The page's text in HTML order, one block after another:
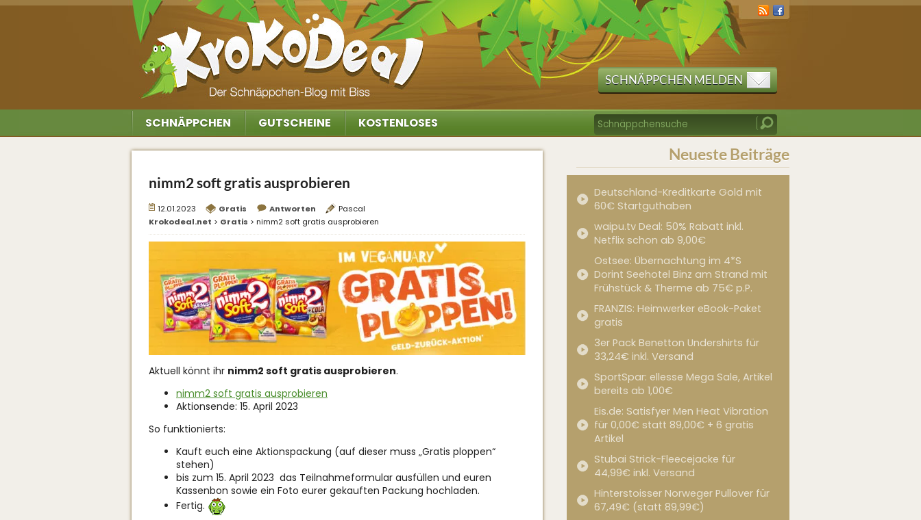
SCHNÄPPCHEN MELDEN
SCHNÄPPCHEN GUTSCHEINE KOSTENLOSES
nimm2 soft gratis ausprobieren
12.01.2023 Gratis Antworten
Pascal
Krokodeal.net > Gratis > nimm2 soft gratis ausprobieren
Aktuell könnt ihr nimm2 soft gratis ausprobieren.
nimm2 soft gratis ausprobieren
Aktionsende: 15. April 2023
So funktionierts:
Kauft euch eine Aktionspackung (auf dieser muss „Gratis ploppen“
stehen)
bis zum 15. April 2023 das Teilnahmeformular ausfüllen und euren
Kassenbon sowie ein Foto eurer gekauften Packung hochladen.
Fertig.
Neueste Beiträge
Deutschland-Kreditkarte Gold mit
60€ Startguthaben
waipu.tv Deal: 50% Rabatt inkl.
Netflix schon ab 9,00€
Ostsee: Übernachtung im 4*S
Dorint Seehotel Binz am Strand mit
Frühstück & Therme ab 75€ p.P.
FRANZIS: Heimwerker eBook-Paket
gratis
3er Pack Benetton Undershirts für
33,24€ inkl. Versand
SportSpar: ellesse Mega Sale, Artikel
bereits ab 1,00€
Eis.de: Satisfyer Men Heat Vibration
für 0,00€ statt 89,00€ + 6 gratis
Artikel
Stubai Strick-Fleecejacke für
44,99€ inkl. Versand
Hinterstoisser Norweger Pullover für
67,49€ (statt 89,99€)